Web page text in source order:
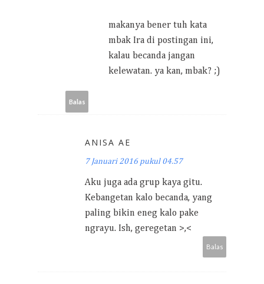
makanya bener tuh kata
mbak Ira di postingan ini,
kalau becanda jangan
kelewatan. ya kan, mbak? ;)
Balas
ANISA AE
7 Januari 2016 pukul 04.57
Aku juga ada grup kaya gitu.
Kebangetan kalo becanda, yang
paling bikin eneg kalo pake
ngrayu. Ish, geregetan >,<
Balas